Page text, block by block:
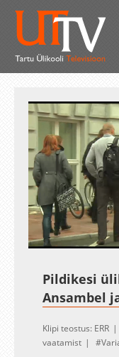
UnmuteLoaded
2.97%
Pildikesi
Ansambel
Klipi teostus: ERR
vaatamist